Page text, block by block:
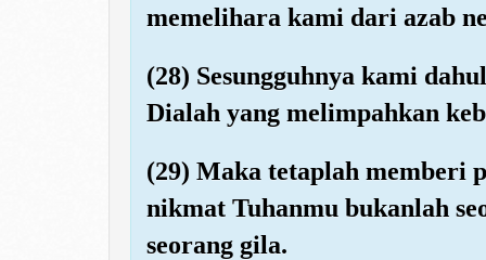
memelihara kami dari azab
(28) Sesungguhnya kami
Dialah yang melimpahkan
(29) Maka tetaplah memberi
nikmat Tuhanmu bukanlah
seorang gila.